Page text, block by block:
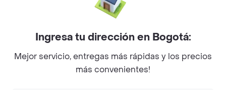
Ingresa tu dirección en Bogotá:
Mejor servicio, entregas más rápidas y los precios
más convenientes!